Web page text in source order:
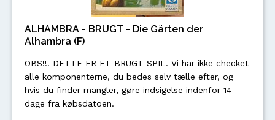
ALHAMBRA - BRUGT - Die Gärten der
Alhambra (F)
OBS!!! DETTE ER ET BRUGT SPIL. Vi har ikke checket
alle komponenterne, du bedes selv tælle efter, og
hvis du finder mangler, gøre indsigelse indenfor 14
dage fra købsdatoen.